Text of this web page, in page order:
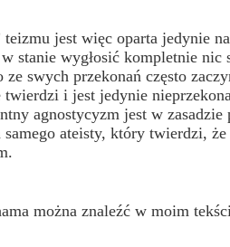
jest więc oparta jedynie na
stanie wygłosić kompletnie
swych przekonań często
i jest jedynie
agnostycyzm jest w
ateisty, który twierdzi,
można znaleźć w moim